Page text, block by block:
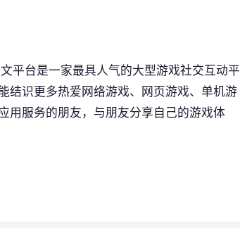
平台是一家最具人气的大型游戏社交互动平
结识更多热爱网络游戏、网页游戏、单机游
用服务的朋友，与朋友分享自己的游戏体